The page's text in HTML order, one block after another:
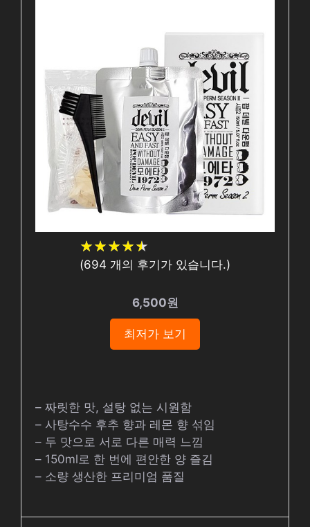
★★★★★
★★★★★
(694 개의 후기가 있습니다.)
6,500원
최저가 보기
– 짜릿한 맛, 설탕 없는 시원함
– 사탕수수 후추 향과 레몬 향 섞임
– 두 맛으로 서로 다른 매력 느낌
– 150ml로 한 번에 편안한 양 즐김
– 소량 생산한 프리미엄 품질